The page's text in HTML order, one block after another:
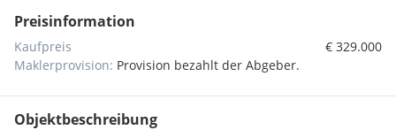
Preisinformation
Kaufpreis
€ 329.000
Maklerprovision: Provision bezahlt der Abgeber.
Objektbeschreibung